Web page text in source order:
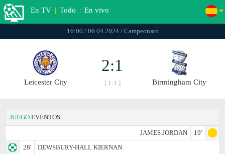
En TV | Todo | En vivo
16:00 / 06.04.2024 / Campeonato
Leicester City
2:1
[ 1:1 ] Birmingham City
JUEGO EVENTOS
JAMES JORDAN
19'
28'
DEWSBURY-HALL KIERNAN